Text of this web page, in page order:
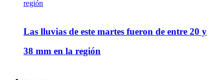
Las lluvias de este martes fueron de entre 20 y
38 mm en la región